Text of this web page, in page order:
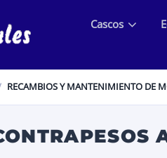
Cascos
RECAMBIOS Y MANTENIMIENTO DE